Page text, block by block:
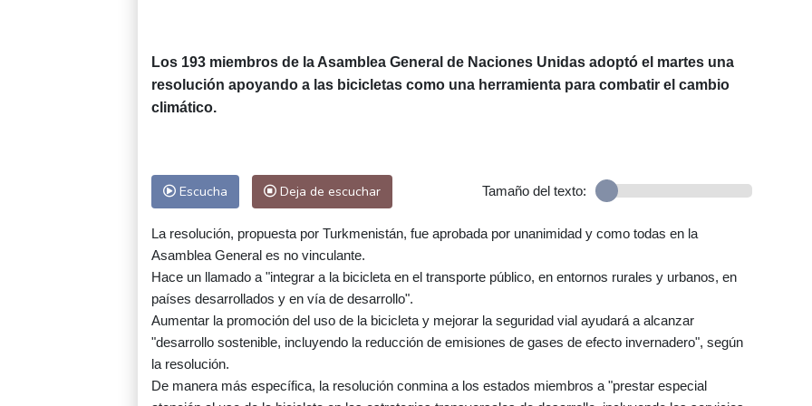
Los 193 miembros de la Asamblea General de Naciones Unidas adoptó el martes una
resolución apoyando a las bicicletas como una herramienta para combatir el cambio
climático.
Escucha Deja de escuchar Tamaño del texto:
La resolución, propuesta por Turkmenistán, fue aprobada por unanimidad y como todas en la
Asamblea General es no vinculante.
Hace un llamado a "integrar a la bicicleta en el transporte público, en entornos rurales y urbanos, en
países desarrollados y en vía de desarrollo".
Aumentar la promoción del uso de la bicicleta y mejorar la seguridad vial ayudará a alcanzar
"desarrollo sostenible, incluyendo la reducción de emisiones de gases de efecto invernadero", según
la resolución.
De manera más específica, la resolución conmina a los estados miembros a "prestar especial